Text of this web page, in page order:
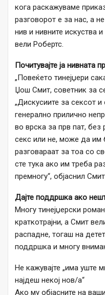
кога раскажуваме
разговорот е за нас, а
нив и нивните искуства
вели Робертс.
Почитувајте ја нивната
„Повеќето тинејџери
Џош Смит, советник за
„Дискусиите за сексот
генерално прилично
во врска за прв пат, без
секс или не, може да им
разговараат за тоа со
сте тука ако им треба
премногу“, објаснил
Дајте поддршка ако
Многу тинејџерски
краткотрајни, а Смит
распадне, тогаш на
поддршка и многу
Не кажувајте „има уште
најдеш некој нов/а“
Ако му објасните на